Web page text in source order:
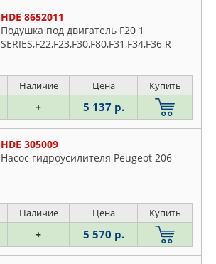
HDE 8652011
Подушка под двигатель F20 1
SERIES,F22,F23,F30,F80,F31,F34,F36 R
Наличие Цена Купить
+ 5 137 р.
HDE 305009
Насос гидроусилителя Peugeot 206
Наличие Цена Купить
+ 5 570 р.